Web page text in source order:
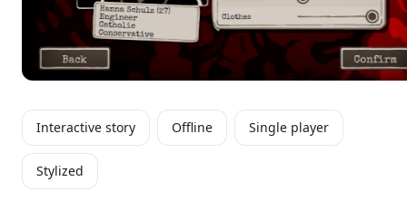
Interactive story Offline Single player
Stylized